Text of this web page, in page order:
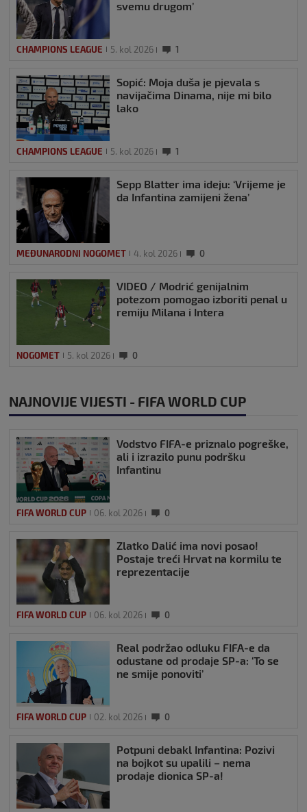
svemu drugom’
CHAMPIONS LEAGUE 5. kol 2026 1
Sopić: Moja duša je pjevala s
navijačima Dinama, nije mi bilo
lako
CHAMPIONS LEAGUE 5. kol 2026 1
Sepp Blatter ima ideju: ‘Vrijeme je
da Infantina zamijeni žena’
MEĐUNARODNI NOGOMET 4. kol 2026 0
VIDEO / Modrić genijalnim
potezom pomogao izboriti penal u
remiju Milana i Intera
NOGOMET 5. kol 2026 0
NAJNOVIJE VIJESTI - FIFA WORLD CUP
Vodstvo FIFA-e priznalo pogreške,
ali i izrazilo punu podršku
Infantinu
FIFA WORLD CUP 06. kol 2026 0
Zlatko Dalić ima novi posao!
Postaje treći Hrvat na kormilu te
reprezentacije
FIFA WORLD CUP 06. kol 2026 0
Real podržao odluku FIFA-e da
odustane od prodaje SP-a: ‘To se
ne smije ponoviti’
FIFA WORLD CUP 02. kol 2026 0
Potpuni debakl Infantina: Pozivi
na bojkot su upalili – nema
prodaje dionica SP-a!